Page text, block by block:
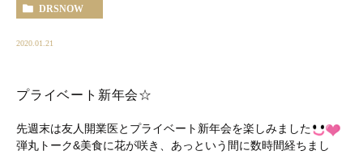
DRSNOW
2020.01.21
プライベート新年会☆
先週末は友人開業医とプライベート新年会を楽しみました
弾丸トーク&美食に花が咲き、あっという間に数時間経ちまし